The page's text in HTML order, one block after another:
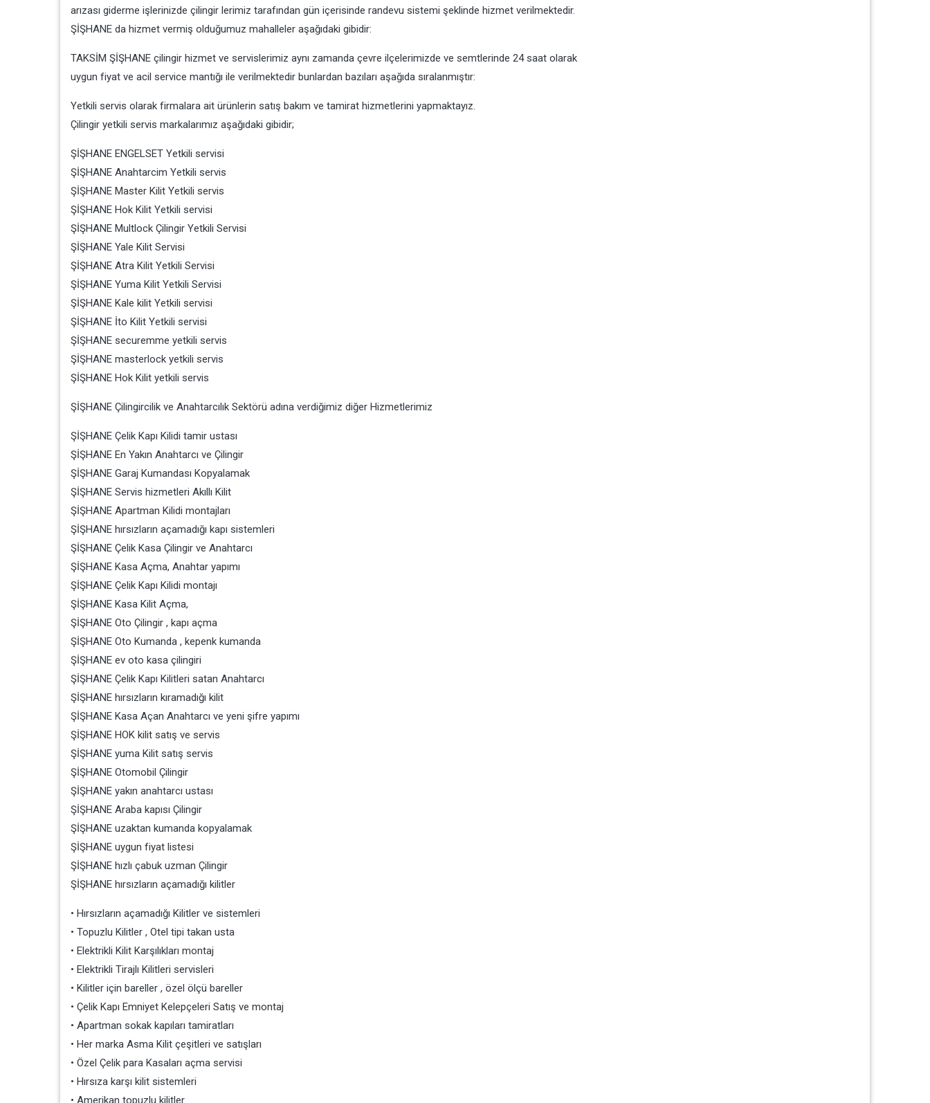
arızası giderme işlerinizde çilingir lerimiz tarafından gün içerisinde randevu sistemi şeklinde hizmet verilmektedir.
ŞİŞHANE da hizmet vermiş olduğumuz mahalleler aşağıdaki gibidir:
TAKSİM ŞİŞHANE çilingir hizmet ve servislerimiz aynı zamanda çevre ilçelerimizde ve semtlerinde 24 saat olarak
uygun fiyat ve acil service mantığı ile verilmektedir bunlardan bazıları aşağıda sıralanmıştır:
Yetkili servis olarak firmalara ait ürünlerin satış bakım ve tamirat hizmetlerini yapmaktayız.
Çilingir yetkili servis markalarımız aşağıdaki gibidir;
ŞİŞHANE ENGELSET Yetkili servisi
ŞİŞHANE Anahtarcim Yetkili servis
ŞİŞHANE Master Kilit Yetkili servis
ŞİŞHANE Hok Kilit Yetkili servisi
ŞİŞHANE Multlock Çilingir Yetkili Servisi
ŞİŞHANE Yale Kilit Servisi
ŞİŞHANE Atra Kilit Yetkili Servisi
ŞİŞHANE Yuma Kilit Yetkili Servisi
ŞİŞHANE Kale kilit Yetkili servisi
ŞİŞHANE İto Kilit Yetkili servisi
ŞİŞHANE securemme yetkili servis
ŞİŞHANE masterlock yetkili servis
ŞİŞHANE Hok Kilit yetkili servis
ŞİŞHANE Çilingircilik ve Anahtarcılık Sektörü adına verdiğimiz diğer Hizmetlerimiz
ŞİŞHANE Çelik Kapı Kilidi tamir ustası
ŞİŞHANE En Yakın Anahtarcı ve Çilingir
ŞİŞHANE Garaj Kumandası Kopyalamak
ŞİŞHANE Servis hizmetleri Akıllı Kilit
ŞİŞHANE Apartman Kilidi montajları
ŞİŞHANE hırsızların açamadığı kapı sistemleri
ŞİŞHANE Çelik Kasa Çilingir ve Anahtarcı
ŞİŞHANE Kasa Açma, Anahtar yapımı
ŞİŞHANE Çelik Kapı Kilidi montajı
ŞİŞHANE Kasa Kilit Açma,
ŞİŞHANE Oto Çilingir , kapı açma
ŞİŞHANE Oto Kumanda , kepenk kumanda
ŞİŞHANE ev oto kasa çilingiri
ŞİŞHANE Çelik Kapı Kilitleri satan Anahtarcı
ŞİŞHANE hırsızların kıramadığı kilit
ŞİŞHANE Kasa Açan Anahtarcı ve yeni şifre yapımı
ŞİŞHANE HOK kilit satış ve servis
ŞİŞHANE yuma Kilit satış servis
ŞİŞHANE Otomobil Çilingir
ŞİŞHANE yakın anahtarcı ustası
ŞİŞHANE Araba kapısı Çilingir
ŞİŞHANE uzaktan kumanda kopyalamak
ŞİŞHANE uygun fiyat listesi
ŞİŞHANE hızlı çabuk uzman Çilingir
ŞİŞHANE hırsızların açamadığı kilitler
• Hırsızların açamadığı Kilitler ve sistemleri
• Topuzlu Kilitler , Otel tipi takan usta
• Elektrikli Kilit Karşılıkları montaj
• Elektrikli Tirajlı Kilitleri servisleri
• Kilitler için bareller , özel ölçü bareller
• Çelik Kapı Emniyet Kelepçeleri Satış ve montaj
• Apartman sokak kapıları tamiratları
• Her marka Asma Kilit çeşitleri ve satışları
• Özel Çelik para Kasaları açma servisi
• Hırsıza karşı kilit sistemleri
• Amerikan topuzlu kilitler